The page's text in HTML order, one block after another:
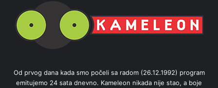
Od prvog dana kada smo počeli sa radom (26.12.1992) program
emitujemo 24 sata dnevno. Kameleon nikada nije stao, a boje